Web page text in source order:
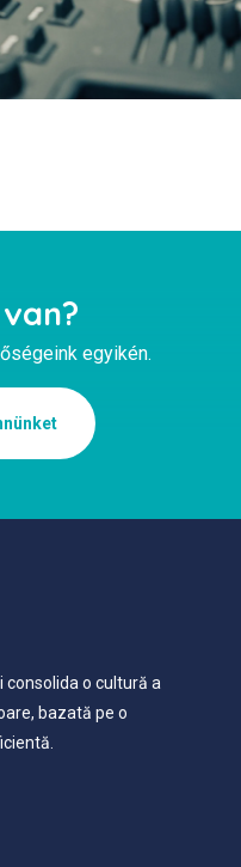
egyikén.
consolida o cultură a
bazată pe o